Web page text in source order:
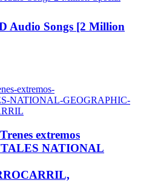
Audio Songs [2 Million
extremos
NATIONAL